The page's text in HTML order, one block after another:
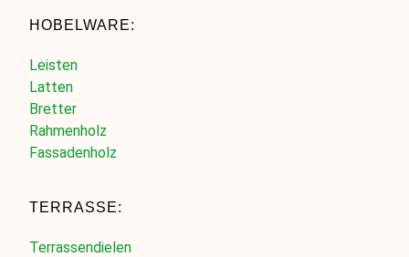
HOBELWARE:
Leisten
Latten
Bretter
Rahmenholz
Fassadenholz
TERRASSE:
Terrassendielen